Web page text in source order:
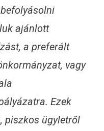
ajánlott
a preferált
vagy
Ezek
piszkos ügyletről